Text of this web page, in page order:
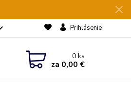
Prihlásenie
0ks
za 0,00 €